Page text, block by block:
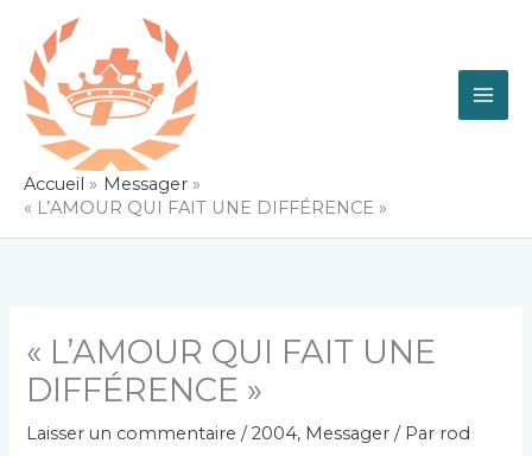
contenu
Accueil
Messager
« L’AMOUR QUI FAIT UNE DIFFÉRENCE »
« L’AMOUR QUI FAIT UNE
DIFFÉRENCE »
Laisser un commentaire /2004, Messager / Par rod